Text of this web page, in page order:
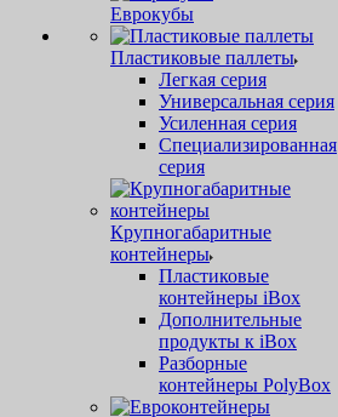
Еврокубы
Пластиковые паллеты
Легкая серия
Универсальная серия
Усиленная серия
Специализированная
серия
Крупногабаритные
контейнеры
Пластиковые
контейнеры iBox
Дополнительные
продукты к iBox
Разборные
контейнеры PolyBox